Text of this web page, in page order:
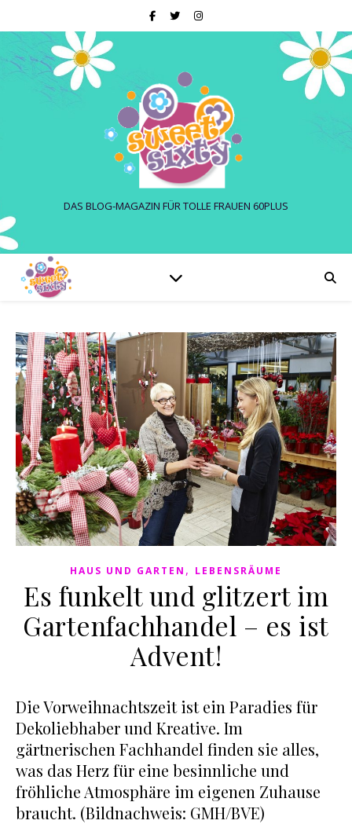
DAS BLOG-MAGAZIN FÜR TOLLE FRAUEN 60PLUS
HAUS UND GARTEN , LEBENSRÄUME
Es funkelt und glitzert im
Gartenfachhandel – es ist
Advent!
Die Vorweihnachtszeit ist ein Paradies für
Dekoliebhaber und Kreative. Im
gärtnerischen Fachhandel finden sie alles,
was das Herz für eine besinnliche und
fröhliche Atmosphäre im eigenen Zuhause
braucht. (Bildnachweis: GMH/BVE)